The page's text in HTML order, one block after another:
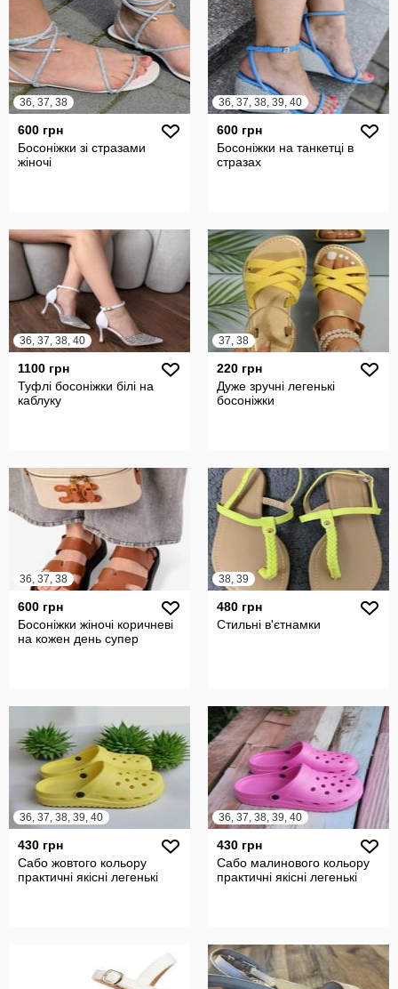
36, 37, 38
600 грн
Босоніжки зі стразами
жіночі
36, 37, 38, 39, 40
600 грн
Босоніжки на танкетці в
стразах
36, 37, 38, 40
1100 грн
Туфлі босоніжки білі на
каблуку
37, 38
220 грн
Дуже зручні легенькі
босоніжки
36, 37, 38
600 грн
Босоніжки жіночі коричневі
на кожен день супер
38, 39
480 грн
Стильні в'єтнамки
36, 37, 38, 39, 40
430 грн
Сабо жовтого кольору
практичні якісні легенькі
36, 37, 38, 39, 40
430 грн
Сабо малинового кольору
практичні якісні легенькі